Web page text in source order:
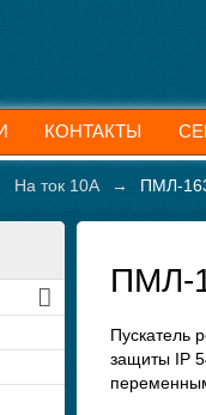
ПМЛ-
Пускатель
защиты IP
На ток 10А → ПМЛ-
КОНТАКТЫ